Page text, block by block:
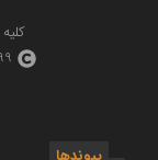
1399